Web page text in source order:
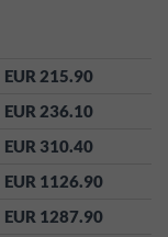
EUR 215.90
EUR 236.10
EUR 310.40
EUR 1126.90
EUR 1287.90